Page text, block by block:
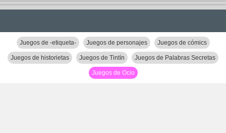
Juegos de -etiqueta- Juegos de personajes Juegos de cómics
Juegos de historietas Juegos de Tintín Juegos de Palabras Secretas
Juegos de Ocio